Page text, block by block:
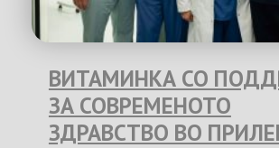
ВИТАМИНКА СО
ЗА СОВРЕМЕНОТО
ЗДРАВСТВО ВО